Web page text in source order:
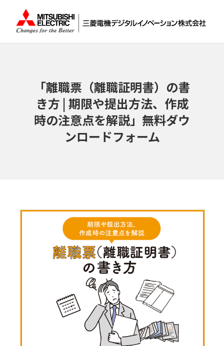
「離職票（離職証明書）の書
き方 | 期限や提出方法、作成
時の注意点を解説」無料ダウ
ンロードフォーム